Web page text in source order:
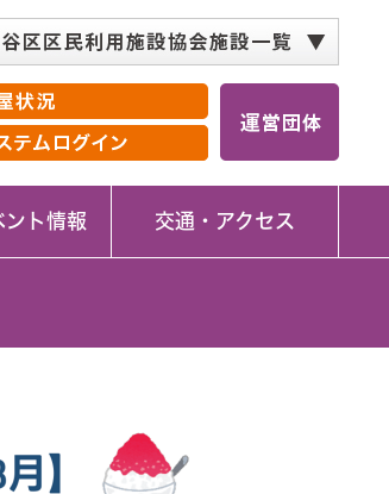
公会堂
ほどがや地区センター
西谷地区センター
初音が丘地区センター
今井地区センター
コミュニティハウス
笹の丘コミュニティハウス
公園こどもログハウス
谷スポーツ会館
学校コミュニティハウス
台小学校コミュニティハウス
笹の丘小学校コミュニティハウス
＞
校コミュニティハウス＜閉館＞
ント情報 交通・アクセス